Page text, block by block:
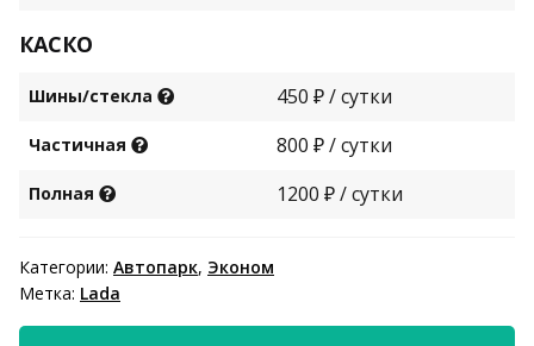
КАСКО
Шины/стекла 450 ₽ / сутки
Частичная 800 ₽ / сутки
Полная 1200 ₽ / сутки
Категории: Автопарк, Эконом
Метка: Lada